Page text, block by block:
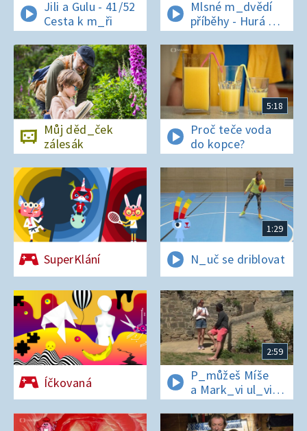
Jili a Gulu - 41/52
Cesta k m_ři
Mlsné m_dvědí
příběhy - Hurá na
bor_vky
Můj děd_ček
zálesák
5:18
Proč teče voda
do kopce?
SuperKlání
1:29
N_uč se driblovat
Íčkovaná
2:59
P_můžeš Míše
a Mark_vi ul_vit
hesl_ na zámku
v Nelahezevsi?